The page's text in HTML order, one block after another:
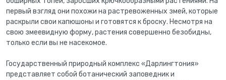
первый взгляд они похожи на растревоженных змей, которые
раскрыли свои капюшоны и готовятся к броску. Несмотря на
свою змеевидную форму, растения совершенно безобидны,
только если вы не насекомое.
Государственный природный комплекс «Дарлингтония»
представляет собой ботанический заповедник и